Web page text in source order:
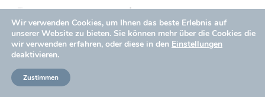
Diario de avisos,El Día,Jury,Nordeste de cine
Copyright © 2026 Aïda Ballmann
Wir verwenden Cookies, um Ihnen das beste Erlebnis auf
unserer Website zu bieten. Sie können mehr über die Cookies die
wir verwenden erfahren, oder diese in den Einstellungen
deaktivieren.
Zustimmen